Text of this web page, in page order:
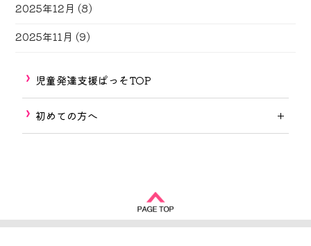
2025年12月 (8)
2025年11月 (9)
児童発達支援ぱっそTOP
初めての方へ